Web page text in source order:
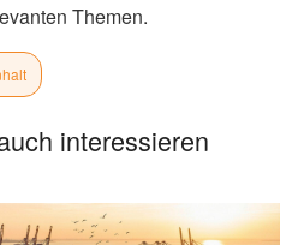
Themen.
interessieren